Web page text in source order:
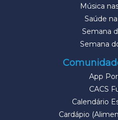
Música
Saúde
Semana
Semana
App
CACS
Calendário
Cardápio